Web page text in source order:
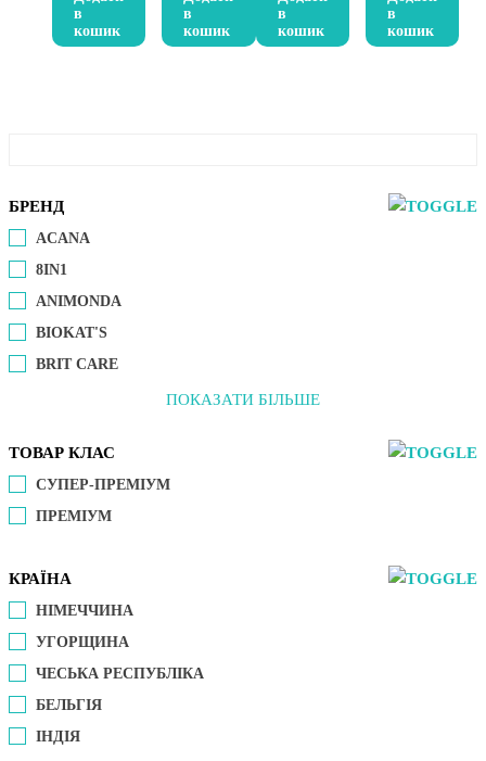
в
кошик
в
кошик
в
кошик
в
кошик
БРЕНД
ACANA
8IN1
ANIMONDA
BIOKAT'S
BRIT CARE
ПОКАЗАТИ БІЛЬШЕ
ТОВАР КЛАС
СУПЕР-ПРЕМІУМ
ПРЕМІУМ
КРАЇНА
НІМЕЧЧИНА
УГОРЩИНА
ЧЕСЬКА РЕСПУБЛІКА
БЕЛЬГІЯ
ІНДІЯ